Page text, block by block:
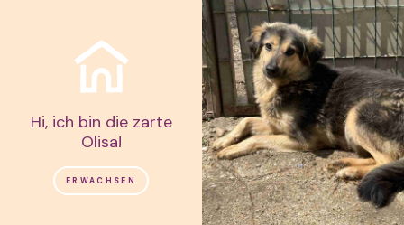
Hi, ich bin die zarte
Olisa!
ERWACHSEN